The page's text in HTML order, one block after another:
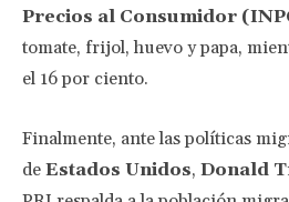
Precios al Consumidor
tomate, frijol, huevo y papa,
el 16 por ciento.
Finalmente, ante las políticas
de Estados Unidos, Donald